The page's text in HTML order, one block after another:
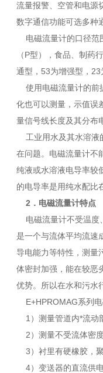
流量报警、空管和电源
数字通信功能可选多种
电磁流量计的口径范
（P型），食品、制
通型，53为增强型，
使用电磁流量计的前
化也可以测量，示值误
量信号线长度及其分布
工业用水及其水溶液
在问题。电磁流量计不
纯液或水溶液电导率较
的电导率是用纯水配比
2．电磁流量计特点
电磁流量计不受温度
是一个与流体平均流速
导电能力等特性，测量
体密封加强，能在较恶
优势。所以在水和污水
E+HPROMAG系列
1）测量管道内*流动
2）测量不受流体密
3）衬里有硬橡胶，
4）变送器的直流供